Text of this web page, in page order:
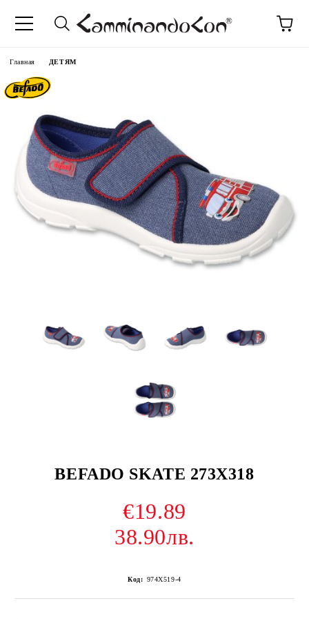
Главная ДЕТЯМ
BEFADO SKATE 273X318
€19.89
38.90лв.
Код: 974X519-4